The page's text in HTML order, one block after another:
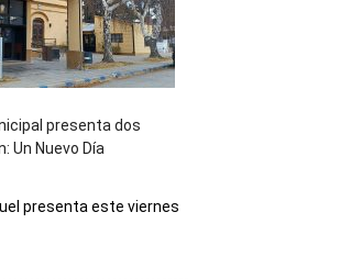
presenta dos
Un Nuevo Día
presenta este viernes